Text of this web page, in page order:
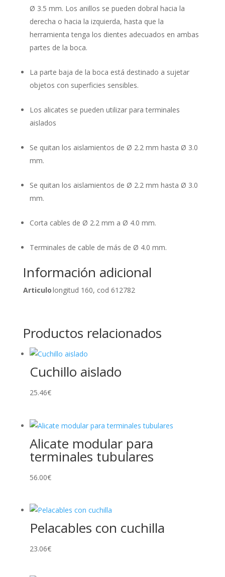
Ø 3.5 mm. Los anillos se pueden dobral hacia la
derecha o hacia la izquierda, hasta que la
herramienta tenga los dientes adecuados en ambas
partes de la boca.
La parte baja de la boca está destinado a sujetar
objetos con superficies sensibles.
Los alicates se pueden utilizar para terminales
aislados
Se quitan los aislamientos de Ø 2.2 mm hasta Ø 3.0
mm.
Se quitan los aislamientos de Ø 2.2 mm hasta Ø 3.0
mm.
Corta cables de Ø 2.2 mm a Ø 4.0 mm.
Terminales de cable de más de Ø 4.0 mm.
Información adicional
Articulolongitud 160, cod 612782
Productos relacionados
Cuchillo aislado
25.46€
Alicate modular para
terminales tubulares
56.00€
Pelacables con cuchilla
23.06€